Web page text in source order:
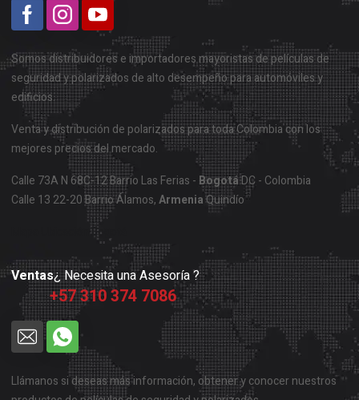
Somos distribuidores e importadores mayoristas de películas de
seguridad y polarizados de alto desempeño para automóviles y
edificios.
Venta y distribución de polarizados para toda Colombia con los
mejores precios del mercado.
Calle 73A N 68C-12 Barrio Las Ferias - BogotáDC - Colombia
Calle 13 22-20 Barrio Álamos,ArmeniaQuindío
Mapa Ubicación Bogotá
Ventas¿ Necesita una Asesoría ?
+57 310 374 7086
Llámanos si deseas más información, obtener y conocer nuestros